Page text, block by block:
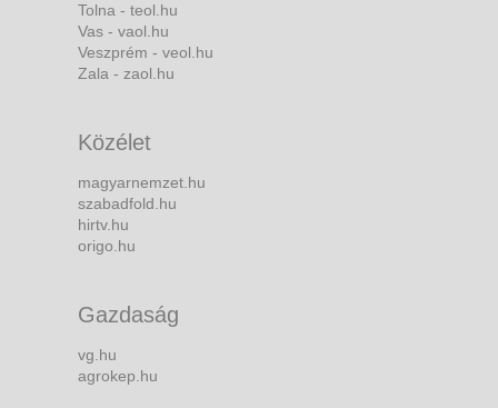
Tolna - teol.hu
Vas - vaol.hu
Veszprém - veol.hu
Zala - zaol.hu
Közélet
magyarnemzet.hu
szabadfold.hu
hirtv.hu
origo.hu
Gazdaság
vg.hu
agrokep.hu